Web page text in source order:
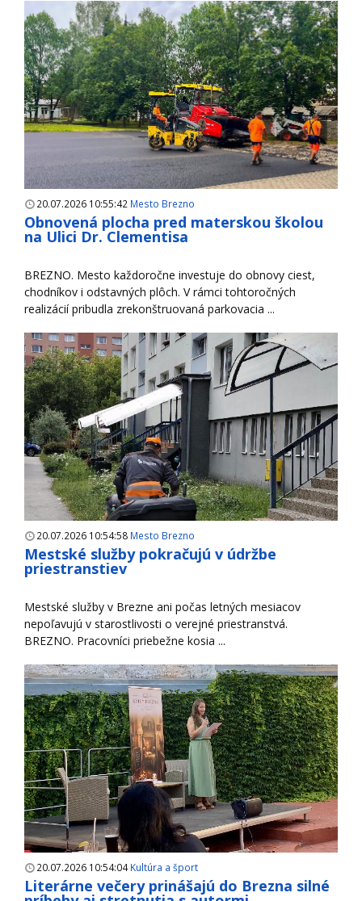
20.07.2026 10:55:42 Mesto Brezno
Obnovená plocha pred materskou školou
na Ulici Dr. Clementisa
BREZNO. Mesto každoročne investuje do obnovy ciest,
chodníkov i odstavných plôch. V rámci tohtoročných
realizácií pribudla zrekonštruovaná parkovacia ...
20.07.2026 10:54:58 Mesto Brezno
Mestské služby pokračujú v údržbe
priestranstiev
Mestské služby v Brezne ani počas letných mesiacov
nepoľavujú v starostlivosti o verejné priestranstvá.
BREZNO. Pracovníci priebežne kosia ...
20.07.2026 10:54:04Kultúra a šport
Literárne večery prinášajú do Brezna silné